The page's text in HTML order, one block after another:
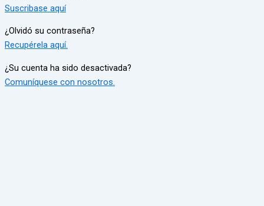
Suscribase aquí
¿Olvidó su contraseña?
Recupérela aquí.
¿Su cuenta ha sido desactivada?
Comuníquese con nosotros.